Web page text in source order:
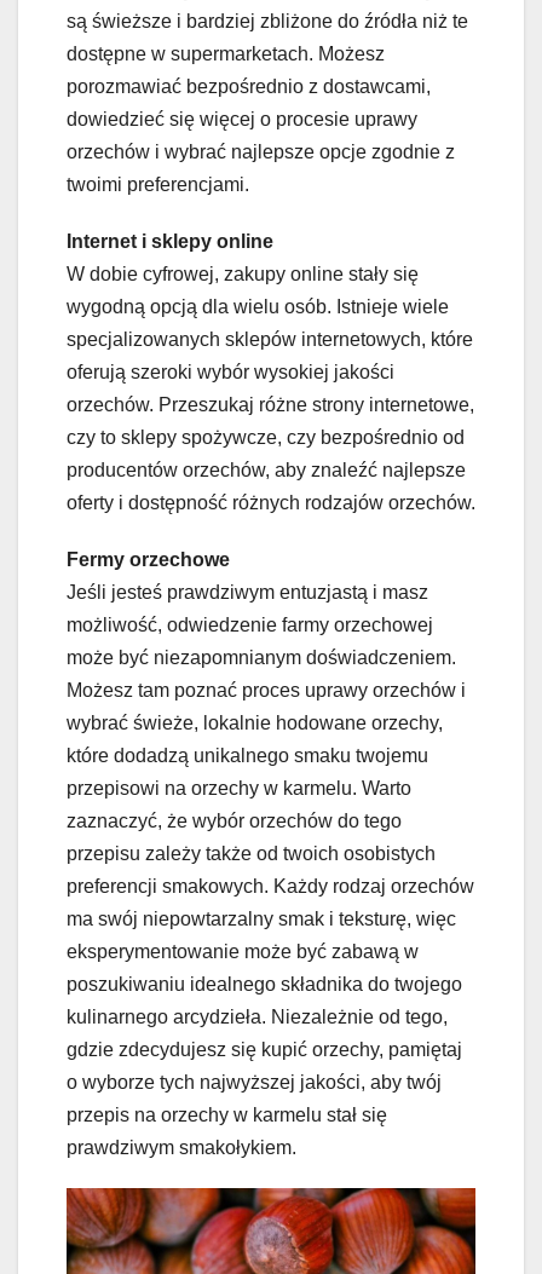
są świeższe i bardziej zbliżone do źródła niż te
dostępne w supermarketach. Możesz
porozmawiać bezpośrednio z dostawcami,
dowiedzieć się więcej o procesie uprawy
orzechów i wybrać najlepsze opcje zgodnie z
twoimi preferencjami.
Internet i sklepy online
W dobie cyfrowej, zakupy online stały się
wygodną opcją dla wielu osób. Istnieje wiele
specjalizowanych sklepów internetowych, które
oferują szeroki wybór wysokiej jakości
orzechów. Przeszukaj różne strony internetowe,
czy to sklepy spożywcze, czy bezpośrednio od
producentów orzechów, aby znaleźć najlepsze
oferty i dostępność różnych rodzajów orzechów.
Fermy orzechowe
Jeśli jesteś prawdziwym entuzjastą i masz
możliwość, odwiedzenie farmy orzechowej
może być niezapomnianym doświadczeniem.
Możesz tam poznać proces uprawy orzechów i
wybrać świeże, lokalnie hodowane orzechy,
które dodadzą unikalnego smaku twojemu
przepisowi na orzechy w karmelu. Warto
zaznaczyć, że wybór orzechów do tego
przepisu zależy także od twoich osobistych
preferencji smakowych. Każdy rodzaj orzechów
ma swój niepowtarzalny smak i teksturę, więc
eksperymentowanie może być zabawą w
poszukiwaniu idealnego składnika do twojego
kulinarnego arcydzieła. Niezależnie od tego,
gdzie zdecydujesz się kupić orzechy, pamiętaj
o wyborze tych najwyższej jakości, aby twój
przepis na orzechy w karmelu stał się
prawdziwym smakołykiem.